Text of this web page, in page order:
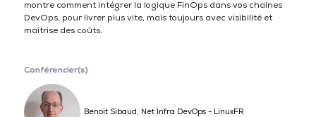
montre comment intégrer la logique FinOps dans vos chaînes
DevOps, pour livrer plus vite, mais toujours avec visibilité et
maîtrise des coûts.
Conférencier(s)
Benoit Sibaud, Net Infra DevOps - LinuxFR